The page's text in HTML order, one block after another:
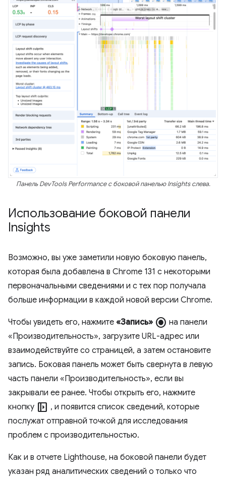
Панель DevTools Performance с боковой панелью Insights слева.
Использование боковой панели
Insights
Возможно, вы уже заметили новую боковую панель,
которая была добавлена ​​в Chrome 131 с некоторыми
первоначальными сведениями и с тех пор получала
больше информации в каждой новой версии Chrome.
Чтобы увидеть его, нажмите «Запись» radio_button_checked на панели
«Производительность», загрузите URL-адрес или
взаимодействуйте со страницей, а затем остановите
запись. Боковая панель может быть свернута в левую
часть панели «Производительность», если вы
закрывали ее ранее. Чтобы открыть его, нажмите
кнопку left_panel_open , и появится список сведений, которые
послужат отправной точкой для исследования
проблем с производительностью.
Как и в отчете Lighthouse, на боковой панели будет
указан ряд аналитических сведений о только что